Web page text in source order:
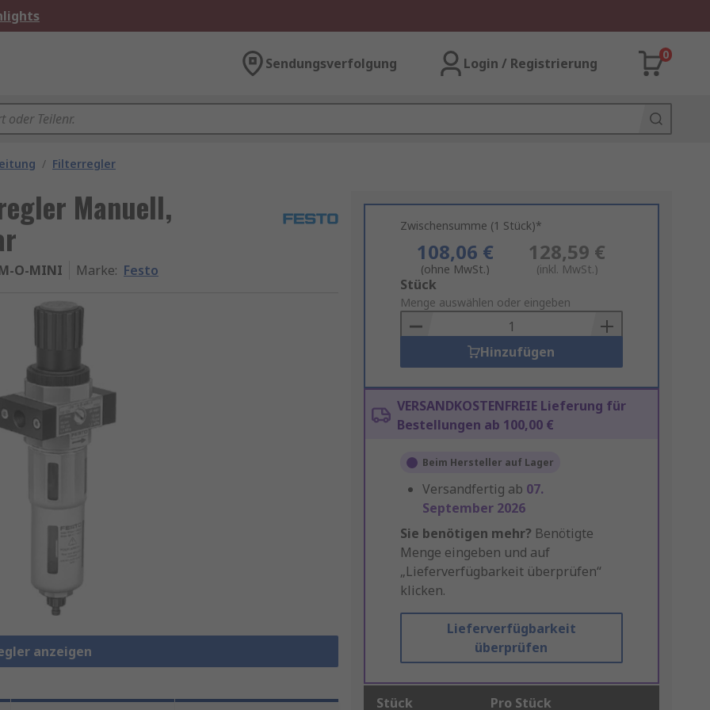
Sendungsverfolgung Login / Registrierung
0
/ Filterregler
Manuell,
O-MINI Marke: Festo
anzeigen
Zwischensumme (1 Stück)*
108,06 €
(ohne MwSt.)
128,59 €
(inkl. MwSt.)
Add
to
Basket
Stück
Menge auswählen oder eingeben
Hinzufügen
VERSANDKOSTENFREIE Lieferung für
Bestellungen ab 100,00 €
Beim Hersteller auf Lager
Versandfertig ab 07.
September 2026
Sie benötigen mehr? Benötigte
Menge eingeben und auf
„Lieferverfügbarkeit überprüfen“
klicken.
Lieferverfügbarkeit
überprüfen
Stück Pro Stück